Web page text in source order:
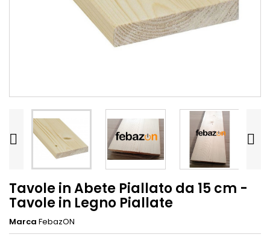
 
Tavole in Abete Piallato da 15 cm -
Tavole in Legno Piallate
Marca FebazON